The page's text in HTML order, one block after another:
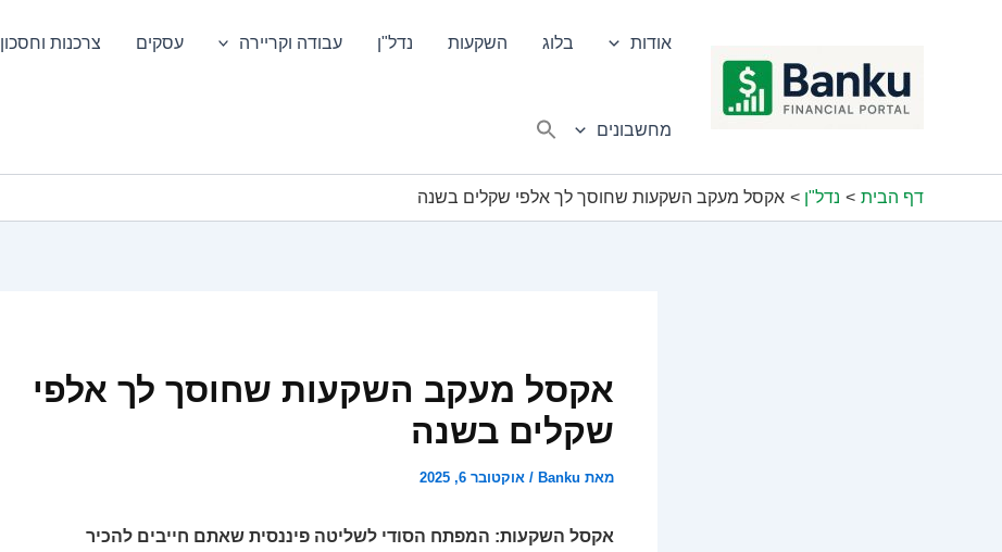
אודות בלוג השקעות נדל"ן עבודה וקריירה עסקים צרכנות וחסכון
מחשבונים
דף הבית נדל"ן אקסל מעקב השקעות שחוסך לך אלפי שקלים בשנה
אקסל מעקב השקעות שחוסך לך אלפי
שקלים בשנה
מאת Banku
/ אוקטובר 6, 2025
אקסל השקעות: המפתח הסודי לשליטה פיננסית שאתם חייבים להכיר